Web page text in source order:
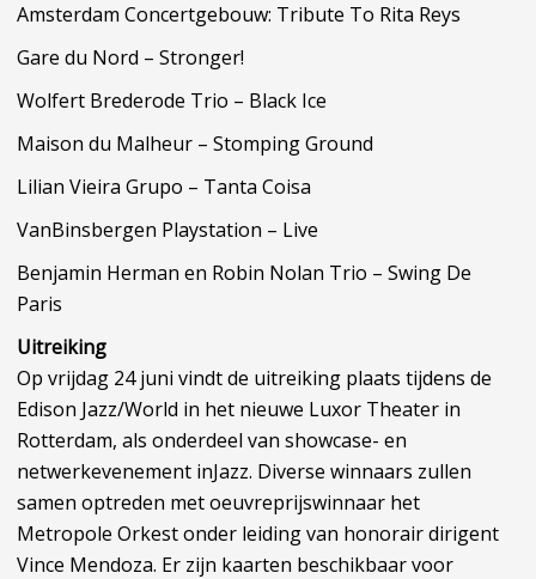
Amsterdam Concertgebouw: Tribute To Rita Reys
Gare du Nord – Stronger!
Wolfert Brederode Trio – Black Ice
Maison du Malheur – Stomping Ground
Lilian Vieira Grupo – Tanta Coisa
VanBinsbergen Playstation – Live
Benjamin Herman en Robin Nolan Trio – Swing De
Paris
Uitreiking
Op vrijdag 24 juni vindt de uitreiking plaats tijdens de
Edison Jazz/World in het nieuwe Luxor Theater in
Rotterdam, als onderdeel van showcase- en
netwerkevenement inJazz. Diverse winnaars zullen
samen optreden met oeuvreprijswinnaar het
Metropole Orkest onder leiding van honorair dirigent
Vince Mendoza. Er zijn kaarten beschikbaar voor